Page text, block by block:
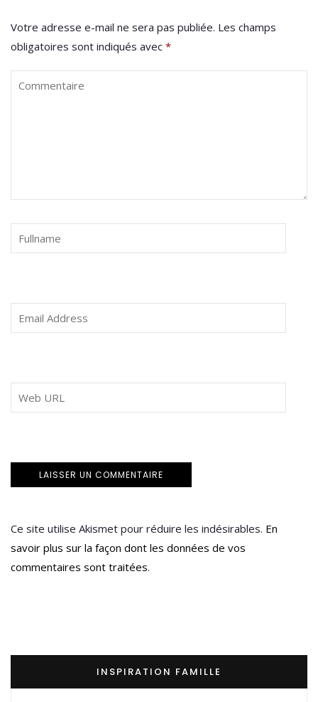
Votre adresse e-mail ne sera pas publiée. Les champs
obligatoires sont indiqués avec *
Ce site utilise Akismet pour réduire les indésirables. En
savoir plus sur la façon dont les données de vos
commentaires sont traitées.
INSPIRATION FAMILLE